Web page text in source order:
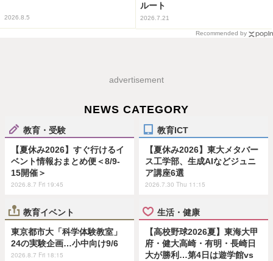
2026.8.5
ルート
2026.7.21
Recommended by
advertisement
NEWS CATEGORY
教育・受験
【夏休み2026】すぐ行けるイ
ベント情報おまとめ便＜8/9-
15開催＞
2026.8.7 Fri 19:45
教育ICT
【夏休み2026】東大メタバー
ス工学部、生成AIなどジュニ
ア講座6選
2026.7.30 Thu 11:15
教育イベント
東京都市大「科学体験教室」
24の実験企画…小中向け9/6
2026.8.7 Fri 18:15
生活・健康
【高校野球2026夏】東海大甲
府・健大高崎・有明・長崎日
大が勝利…第4日は遊学館vs